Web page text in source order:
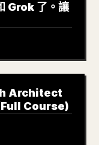
Grok 了。讓
Architect
Course)